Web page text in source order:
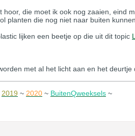
die moet ik ook nog zaaien, eind
planten die nog niet naar buiten kunnen.
lijken een beetje op die uit dit topic
met al het licht aan en het deurtje
2019 ~ 2020 ~ BuitenQweeksels ~